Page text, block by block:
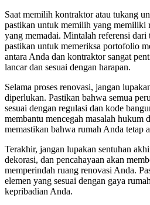
Saat memilih kontraktor atau tukang
pastikan untuk memilih yang memiliki
yang memadai. Mintalah referensi dari
pastikan untuk memeriksa portofolio
antara Anda dan kontraktor sangat
lancar dan sesuai dengan harapan.
Selama proses renovasi, jangan
diperlukan. Pastikan bahwa semua
sesuai dengan regulasi dan kode
membantu mencegah masalah hukum
memastikan bahwa rumah Anda tetap
Terakhir, jangan lupakan sentuhan
dekorasi, dan pencahayaan akan
memperindah ruang renovasi Anda.
elemen yang sesuai dengan gaya
kepribadian Anda.